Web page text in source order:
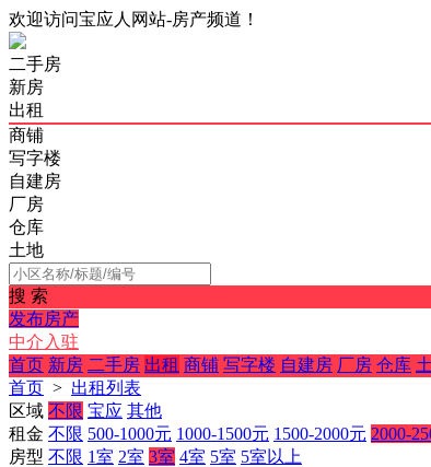
欢迎访问宝应人网站-房产频道！
二手房
新房
出租
商铺
写字楼
自建房
厂房
仓库
土地
搜 索
发布房产
中介入驻
首页 新房 二手房 出租 商铺 写字楼 自建房 厂房 仓库
首页 > 出租列表
区域 不限 宝应 其他
租金 不限 500-1000元 1000-1500元 1500-2000元 2000-
房型 不限 1室 2室 3室 4室 5室 5室以上